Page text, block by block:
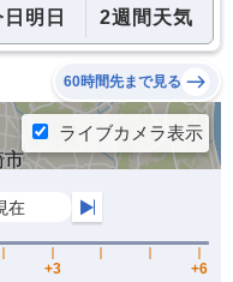
明日 2週間天気
60時間先まで見る